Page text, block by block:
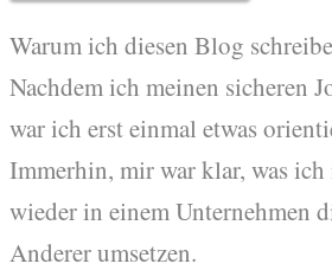
Warum ich diesen Blog
Nachdem ich meinen sicheren
war ich erst einmal etwas
Immerhin, mir war klar, was
wieder in einem Unternehmen
Anderer umsetzen.